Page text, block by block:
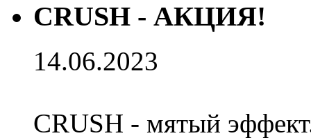
CRUSH - АКЦИЯ!
14.06.2023
CRUSH - мятый